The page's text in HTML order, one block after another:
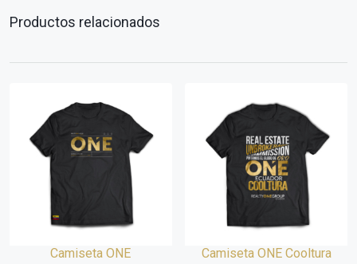
Productos relacionados
Camiseta ONE
Camiseta ONE Cooltura